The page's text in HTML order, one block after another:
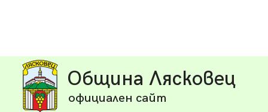
Община Лясковец
официален сайт